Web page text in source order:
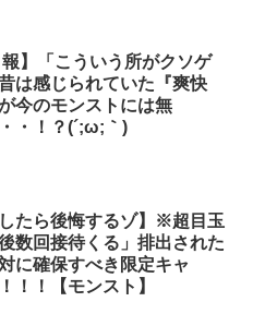
報】「こういう所がクソゲ
は感じられていた『爽快
今のモンストには無
・！？(´;ω;｀)
したら後悔するゾ】※超目玉
数回接待くる」排出された
に確保すべき限定キャ
！！【モンスト】